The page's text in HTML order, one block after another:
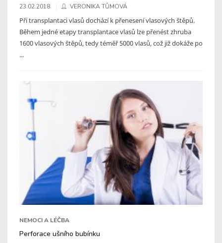
23.02.2018 VERONIKA TŮMOVÁ
Při transplantaci vlasů dochází k přenesení vlasových štěpů.
Během jedné etapy transplantace vlasů lze přenést zhruba
1600 vlasových štěpů, tedy téměř 5000 vlasů, což již dokáže po
...
NEMOCI A LÉČBA
Perforace ušního bubínku